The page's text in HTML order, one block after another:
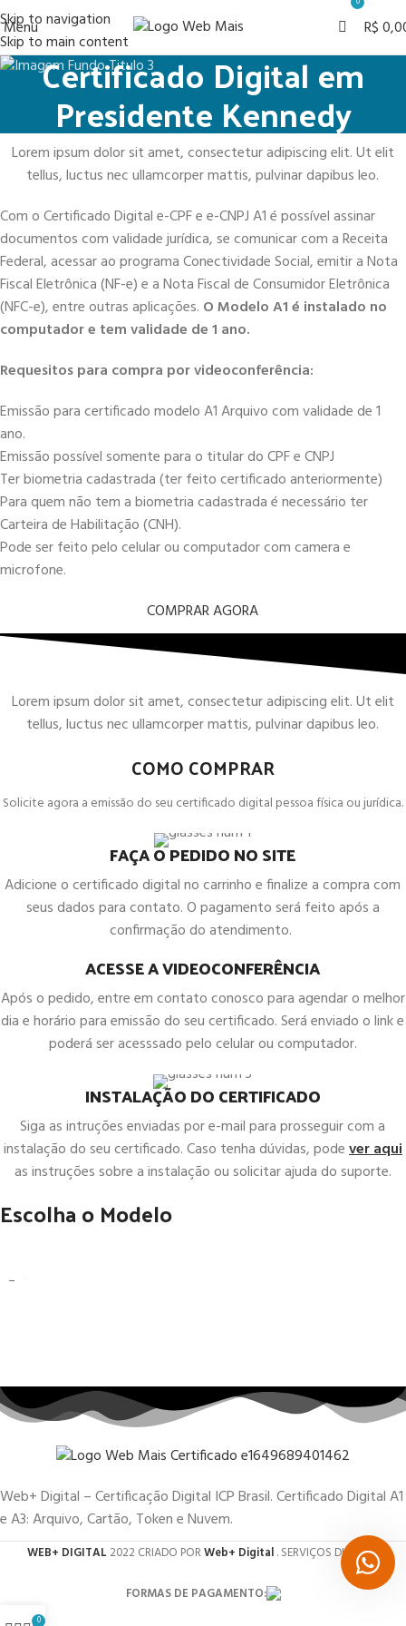
Skip to navigation
Skip to main content
Menu R$
Certificado Digital em
Presidente Kennedy
Lorem ipsum dolor sit amet, consectetur adipiscing elit. Ut elit
tellus, luctus nec ullamcorper mattis, pulvinar dapibus leo.
Com o Certificado Digital e-CPF e e-CNPJ A1 é possível assinar
documentos com validade jurídica, se comunicar com a Receita
Federal, acessar ao programa Conectividade Social, emitir a Nota
Fiscal Eletrônica (NF-e) e a Nota Fiscal de Consumidor Eletrônica
(NFC-e), entre outras aplicações. O Modelo A1 é instalado no
computador e tem validade de 1 ano.
Requesitos para compra por videoconferência:
Emissão para certificado modelo A1 Arquivo com validade de 1
ano.
Emissão possível somente para o titular do CPF e CNPJ
Ter biometria cadastrada (ter feito certificado anteriormente)
Para quem não tem a biometria cadastrada é necessário ter
Carteira de Habilitação (CNH).
Pode ser feito pelo celular ou computador com camera e
microfone.
COMPRAR AGORA
Lorem ipsum dolor sit amet, consectetur adipiscing elit. Ut elit
tellus, luctus nec ullamcorper mattis, pulvinar dapibus leo.
COMO COMPRAR
Solicite agora a emissão do seu certificado digital pessoa física ou jurídica.
FAÇA O PEDIDO NO SITE
Adicione o certificado digital no carrinho e finalize a compra com
seus dados para contato. O pagamento será feito após a
confirmação do atendimento.
ACESSE A VIDEOCONFERÊNCIA
Após o pedido, entre em contato conosco para agendar o melhor
dia e horário para emissão do seu certificado. Será enviado o link e
poderá ser acesssado pelo celular ou computador.
INSTALAÇÃO DO CERTIFICADO
Siga as intruções enviadas por e-mail para prosseguir com a
instalação do seu certificado. Caso tenha dúvidas, podever aqui
as instruções sobre a instalação ou solicitar ajuda do suporte.
Escolha o Modelo
Web+ Digital – Certificação Digital ICP Brasil. Certificado Digital A1
e A3: Arquivo, Cartão, Token e Nuvem.
WEB+ DIGITAL 2022 CRIADO PORWeb+ Digital. SERVIÇOS DIGITAIS.
FORMAS DE PAGAMENTO:
0